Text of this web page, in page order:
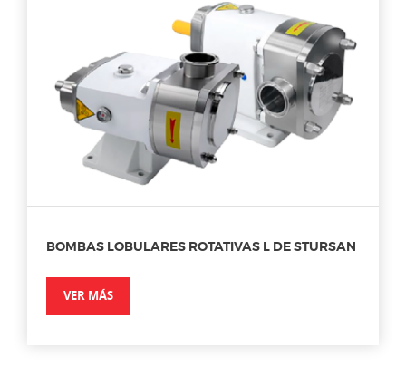
BOMBAS LOBULARES ROTATIVAS L DE STURSAN
VER MÁS